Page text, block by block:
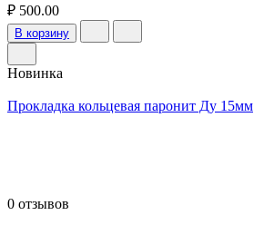
₽ 500.00
В корзину
Новинка
Прокладка кольцевая паронит Ду 15мм
0 отзывов